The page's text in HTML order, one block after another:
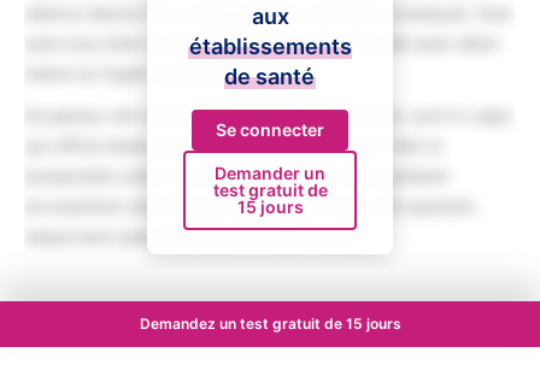
ullamco laboris nisi ut aliquip ex ea commodo consequat. Duis
aute irure dolor in reprehenderit in voluptate velit esse cillum
dolore eu fugiat nulla pariatur.
Excepteur sint occaecat cupidatat non proident, sunt in culpa
qui officia deserunt mollit anim id est laborum. Sed ut
perspiciatis unde omnis iste natus error sit voluptatem
accusantium doloremque laudantium, totam rem aperiam,
eaque ipsa quae ab illo inventore veritatis.
aux
établissements
de santé
Se connecter
Demander un
test gratuit de
15 jours
Demandez un test gratuit de 15 jours